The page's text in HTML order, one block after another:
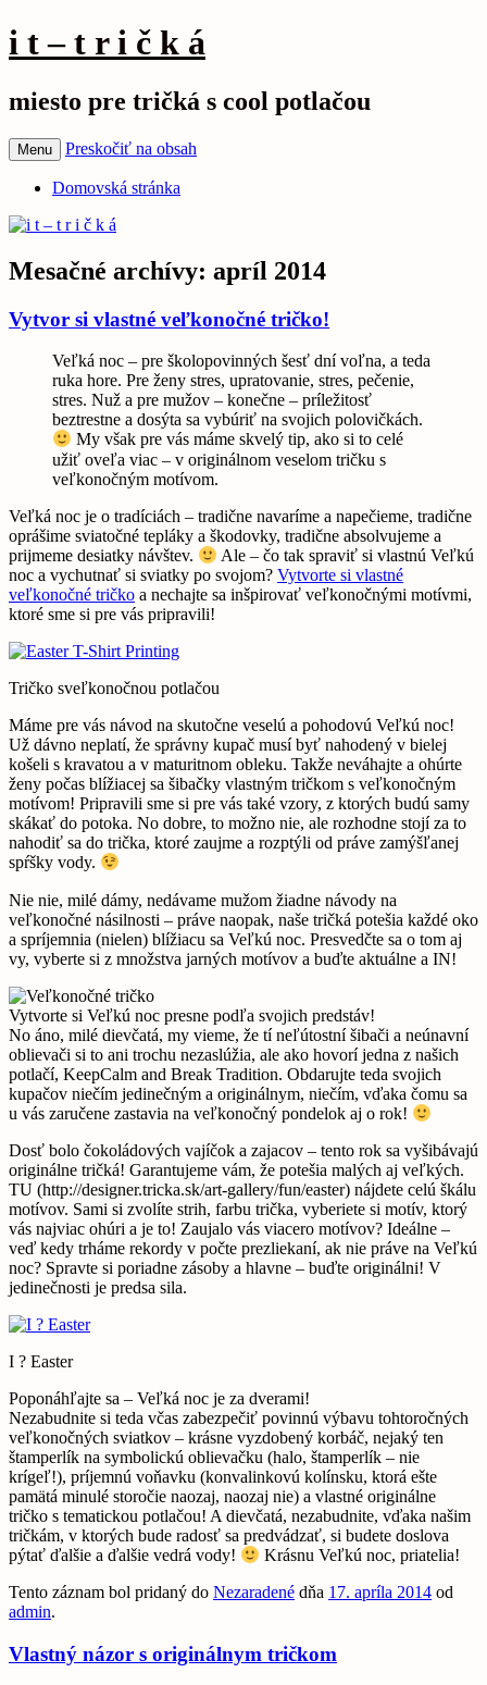
i t – t r i č k á
miesto pre tričká s cool potlačou
Menu Preskočiť na obsah
Domovská stránka
Mesačné archívy: apríl 2014
Vytvor si vlastné veľkonočné tričko!
Veľká noc – pre školopovinných šesť dní voľna, a teda
ruka hore. Pre ženy stres, upratovanie, stres, pečenie,
stres. Nuž a pre mužov – konečne – príležitosť
beztrestne a dosýta sa vybúriť na svojich polovičkách.
My však pre vás máme skvelý tip, ako si to celé
užiť oveľa viac – v originálnom veselom tričku s
veľkonočným motívom.
Veľká noc je o tradíciách – tradične navaríme a napečieme, tradične
oprášime sviatočné tepláky a škodovky, tradične absolvujeme a
prijmeme desiatky návštev.
Ale – čo tak spraviť si vlastnú Veľkú
noc a vychutnať si sviatky po svojom? Vytvorte si vlastné
veľkonočné tričko a nechajte sa inšpirovať veľkonočnými motívmi,
ktoré sme si pre vás pripravili!
Tričko sveľkonočnou potlačou
Máme pre vás návod na skutočne veselú a pohodovú Veľkú noc!
Už dávno neplatí, že správny kupač musí byť nahodený v bielej
košeli s kravatou a v maturitnom obleku. Takže neváhajte a ohúrte
ženy počas blížiacej sa šibačky vlastným tričkom s veľkonočným
motívom! Pripravili sme si pre vás také vzory, z ktorých budú samy
skákať do potoka. No dobre, to možno nie, ale rozhodne stojí za to
nahodiť sa do trička, ktoré zaujme a rozptýli od práve zamýšľanej
spŕšky vody.
Nie nie, milé dámy, nedávame mužom žiadne návody na
veľkonočné násilnosti – práve naopak, naše tričká potešia každé oko
a spríjemnia (nielen) blížiacu sa Veľkú noc. Presvedčte sa o tom aj
vy, vyberte si z množstva jarných motívov a buďte aktuálne a IN!
Vytvorte si Veľkú noc presne podľa svojich predstáv!
No áno, milé dievčatá, my vieme, že tí neľútostní šibači a neúnavní
oblievači si to ani trochu nezaslúžia, ale ako hovorí jedna z našich
potlačí, KeepCalm and Break Tradition. Obdarujte teda svojich
kupačov niečím jedinečným a originálnym, niečím, vďaka čomu sa
u vás zaručene zastavia na veľkonočný pondelok aj o rok!
Dosť bolo čokoládových vajíčok a zajacov – tento rok sa vyšibávajú
originálne tričká! Garantujeme vám, že potešia malých aj veľkých.
TU (http://designer.tricka.sk/art-gallery/fun/easter) nájdete celú škálu
motívov. Sami si zvolíte strih, farbu trička, vyberiete si motív, ktorý
vás najviac ohúri a je to! Zaujalo vás viacero motívov? Ideálne –
veď kedy trháme rekordy v počte prezliekaní, ak nie práve na Veľkú
noc? Spravte si poriadne zásoby a hlavne – buďte originálni! V
jedinečnosti je predsa sila.
I ? Easter
Poponáhľajte sa – Veľká noc je za dverami!
Nezabudnite si teda včas zabezpečiť povinnú výbavu tohtoročných
veľkonočných sviatkov – krásne vyzdobený korbáč, nejaký ten
štamperlík na symbolickú oblievačku (halo, štamperlík – nie
krígeľ!), príjemnú voňavku (konvalinkovú kolínsku, ktorá ešte
pamätá minulé storočie naozaj, naozaj nie) a vlastné originálne
tričko s tematickou potlačou! A dievčatá, nezabudnite, vďaka našim
tričkám, v ktorých bude radosť sa predvádzať, si budete doslova
pýtať ďalšie a ďalšie vedrá vody!
Krásnu Veľkú noc, priatelia!
Tento záznam bol pridaný do Nezaradené dňa 17. apríla 2014 od
admin.
Vlastný názor s originálnym tričkom